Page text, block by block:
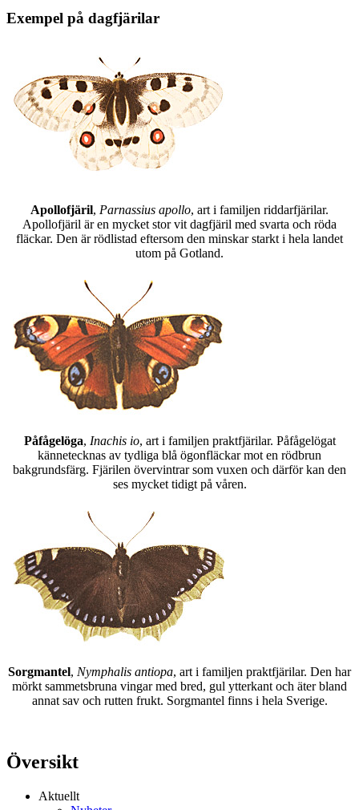
Exempel på dagfjärilar
Apollofjäril, Parnassius apollo, art i familjen riddarfjärilar.
Apollofjäril är en mycket stor vit dagfjäril med svarta och röda
fläckar. Den är rödlistad eftersom den minskar starkt i hela landet
utom på Gotland.
Påfågelöga, Inachis io, art i familjen praktfjärilar. Påfågelögat
kännetecknas av tydliga blå ögonfläckar mot en rödbrun
bakgrundsfärg. Fjärilen övervintrar som vuxen och därför kan den
ses mycket tidigt på våren.
Sorgmantel, Nymphalis antiopa, art i familjen praktfjärilar. Den har
mörkt sammetsbruna vingar med bred, gul ytterkant och äter bland
annat sav och rutten frukt. Sorgmantel finns i hela Sverige.
Översikt
Aktuellt